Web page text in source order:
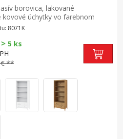
borovica, lakované
kovové úchytky vo farebnom
mosadz tri police, dve
pojazdmi
8071K
> 5 ks
€ **